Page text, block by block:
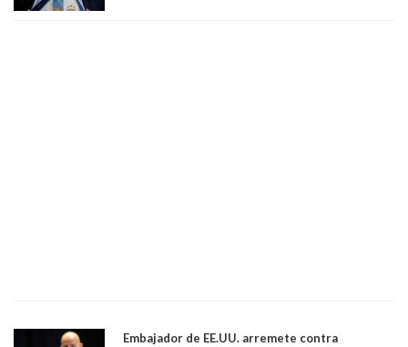
Embajador de EE.UU. arremete contra